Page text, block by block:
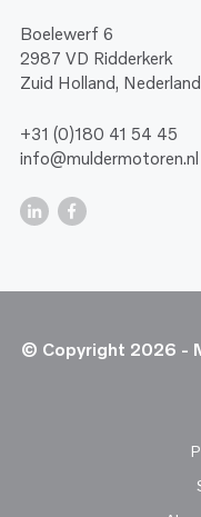
Boelewerf 6
2987 VD Ridderkerk
Zuid Holland, Nederland
+31 (0)180 41 54 45
info@muldermotoren.nl
© Copyright 2026 -